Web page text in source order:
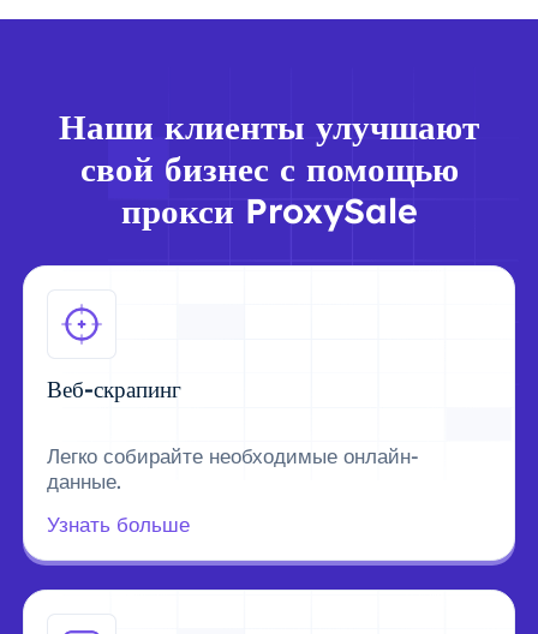
Наши клиенты улучшают
свой бизнес с помощью
прокси ProxySale
Веб-скрапинг
Легко собирайте необходимые онлайн-
данные.
Узнать больше